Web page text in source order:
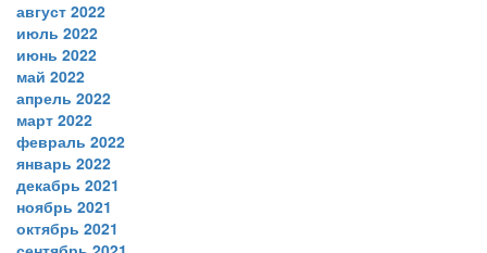
август 2022
июль 2022
июнь 2022
май 2022
апрель 2022
март 2022
февраль 2022
январь 2022
декабрь 2021
ноябрь 2021
октябрь 2021